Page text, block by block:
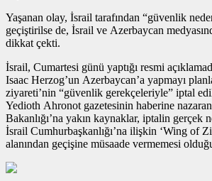
Yaşanan olay, İsrail tarafından “güvenlik
geçiştirilse de, İsrail ve Azerbaycan
dikkat çekti.
İsrail, Cumartesi günü yaptığı resmi
Isaac Herzog’un Azerbaycan’a yapmayı
ziyareti’nin “güvenlik gerekçeleriyle” iptal
Yedioth Ahronot gazetesinin haberine
Bakanlığı’na yakın kaynaklar, iptalin gerçek
İsrail Cumhurbaşkanlığı’na ilişkin ‘Wing of
alanından geçişine müsaade vermemesi